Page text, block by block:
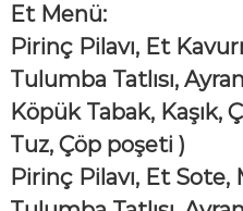
Et Menü:
Pirinç Pilavı, Et
Tulumba Tatlısı,
Köpük Tabak, Kaşık,
Tuz, Çöp poşeti )
Pirinç Pilavı, Et Sote,